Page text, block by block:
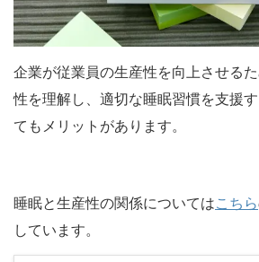
企業が従業員の生産性を向上させる
性を理解し、適切な睡眠習慣を支援
てもメリットがあります。
睡眠と生産性の関係についてはこちら
しています。